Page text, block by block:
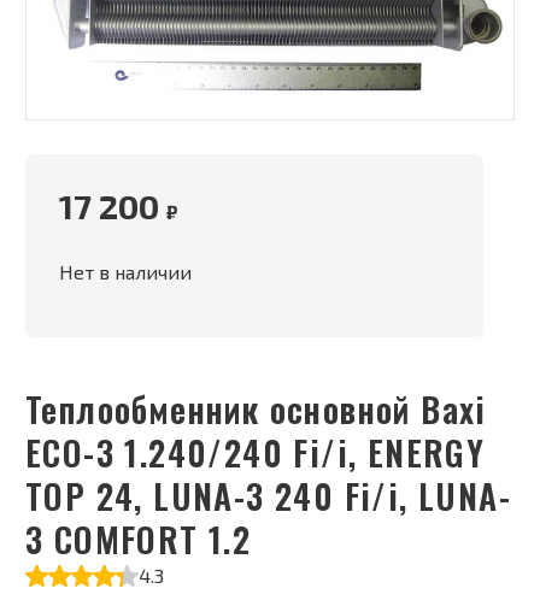
Теплообменник основной Baxi
ECO-3 1.240/240 Fi/i, ENERGY
TOP 24, LUNA-3 240 Fi/i, LUNA-
3 COMFORT 1.2
4.3
17 200 ₽
Нет в наличии